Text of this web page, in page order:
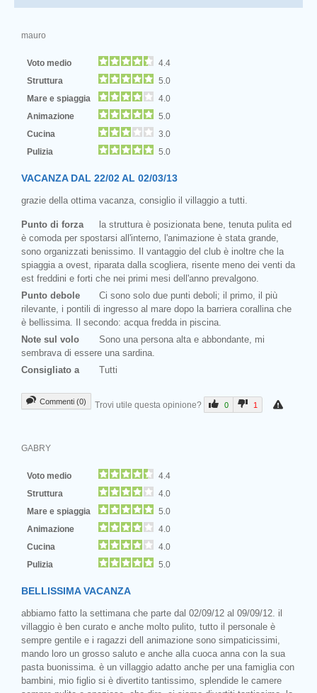
mauro
Voto medio
4.4
Struttura
5.0
Mare e spiaggia
4.0
Animazione
5.0
Cucina
3.0
Pulizia
5.0
VACANZA DAL 22/02 AL 02/03/13
grazie della ottima vacanza, consiglio il villaggio a tutti.
Punto di forza
la struttura è posizionata bene, tenuta pulita ed
è comoda per spostarsi all'interno, l'animazione è stata grande,
sono organizzati benissimo. Il vantaggio del club è inoltre che la
spiaggia a ovest, riparata dalla scogliera, risente meno dei venti da
est freddini e forti che nei primi mesi dell'anno prevalgono.
Punto debole
Ci sono solo due punti deboli; il primo, il più
rilevante, i pontili di ingresso al mare dopo la barriera corallina che
è bellissima. Il secondo: acqua fredda in piscina.
Note sul volo
Sono una persona alta e abbondante, mi
sembrava di essere una sardina.
Consigliato a
Tutti
Commenti (0) Trovi utile questa opinione? 0 1
GABRY
Voto medio
4.4
Struttura
4.0
Mare e spiaggia
5.0
Animazione
4.0
Cucina
4.0
Pulizia
5.0
BELLISSIMA VACANZA
abbiamo fatto la settimana che parte dal 02/09/12 al 09/09/12. il
villaggio è ben curato e anche molto pulito, tutto il personale è
sempre gentile e i ragazzi dell animazione sono simpaticissimi,
mando loro un grosso saluto e anche alla cuoca anna con la sua
pasta buonissima. è un villaggio adatto anche per una famiglia con
bambini, mio figlio si è divertito tantissimo, splendide le camere